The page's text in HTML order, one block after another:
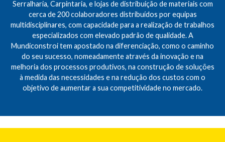
Serralharia, Carpintaria, e lojas de distribuição de materiais com
cerca de 200 colaboradores distribuídos por equipas
multidisciplinares, com capacidade para a realização de trabalhos
especializados com elevado padrão de qualidade. A
Mundiconstroi tem apostado na diferenciação, como o caminho
do seu sucesso, nomeadamente através da inovação e na
melhoria dos processos produtivos, na construção de soluções
à medida das necessidades e na redução dos custos com o
objetivo de aumentar a sua competitividade no mercado.